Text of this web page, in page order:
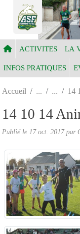
ACTIVITES LA
INFOS PRATIQUES
Accueil 14
14 10 14
Publié le 17 oct. 2017par
Panneau de gestion des